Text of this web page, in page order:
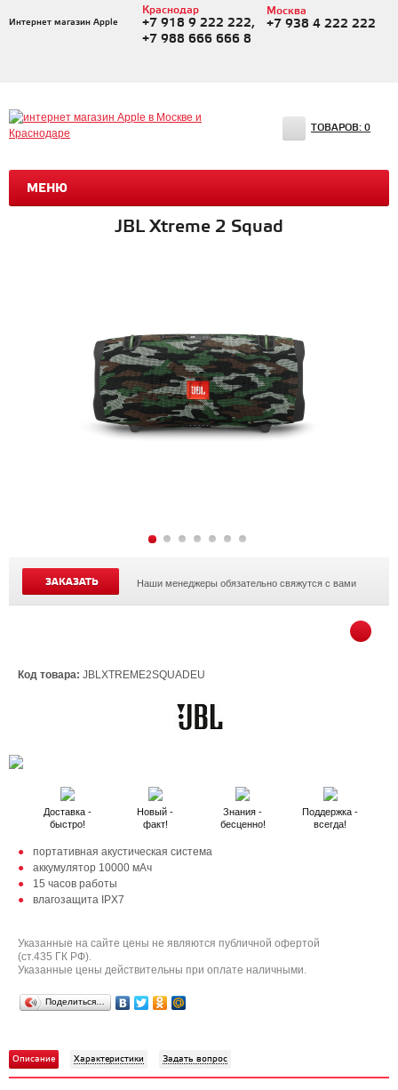
Интернет магазин Apple
Краснодар
+7 918 9 222 222,
+7 988 666 666 8
Москва
+7 938 4 222 222
МЕНЮ
ТОВАРОВ: 0
JBL Xtreme 2 Squad
ЗАКАЗАТЬ Наши менеджеры обязательно свяжутся с вами
Код товара: JBLXTREME2SQUADEU
Доставка -
быстро!
Новый -
факт!
Знания -
бесценно!
Поддержка -
всегда!
портативная акустическая система
аккумулятор 10000 мАч
15 часов работы
влагозащита IPX7
Указанные на сайте цены не являются публичной офертой
(ст.435 ГК РФ).
Указанные цены действительны при оплате наличными.
Поделиться…
Описание Характеристики Задать вопрос